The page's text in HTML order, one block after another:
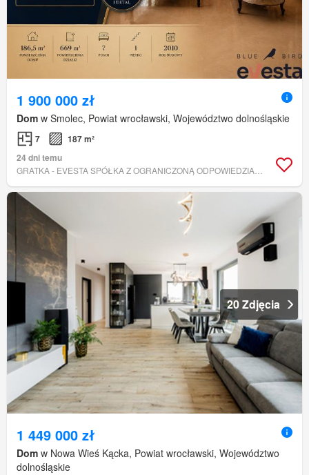
1 900 000 zł
Dom w Smolec, Powiat wrocławski, Województwo dolnośląskie
7
187 m²
24 dni temu
20 Zdjęcia
1 449 000 zł
Dom w Nowa Wieś Kącka, Powiat wrocławski, Województwo
dolnośląskie